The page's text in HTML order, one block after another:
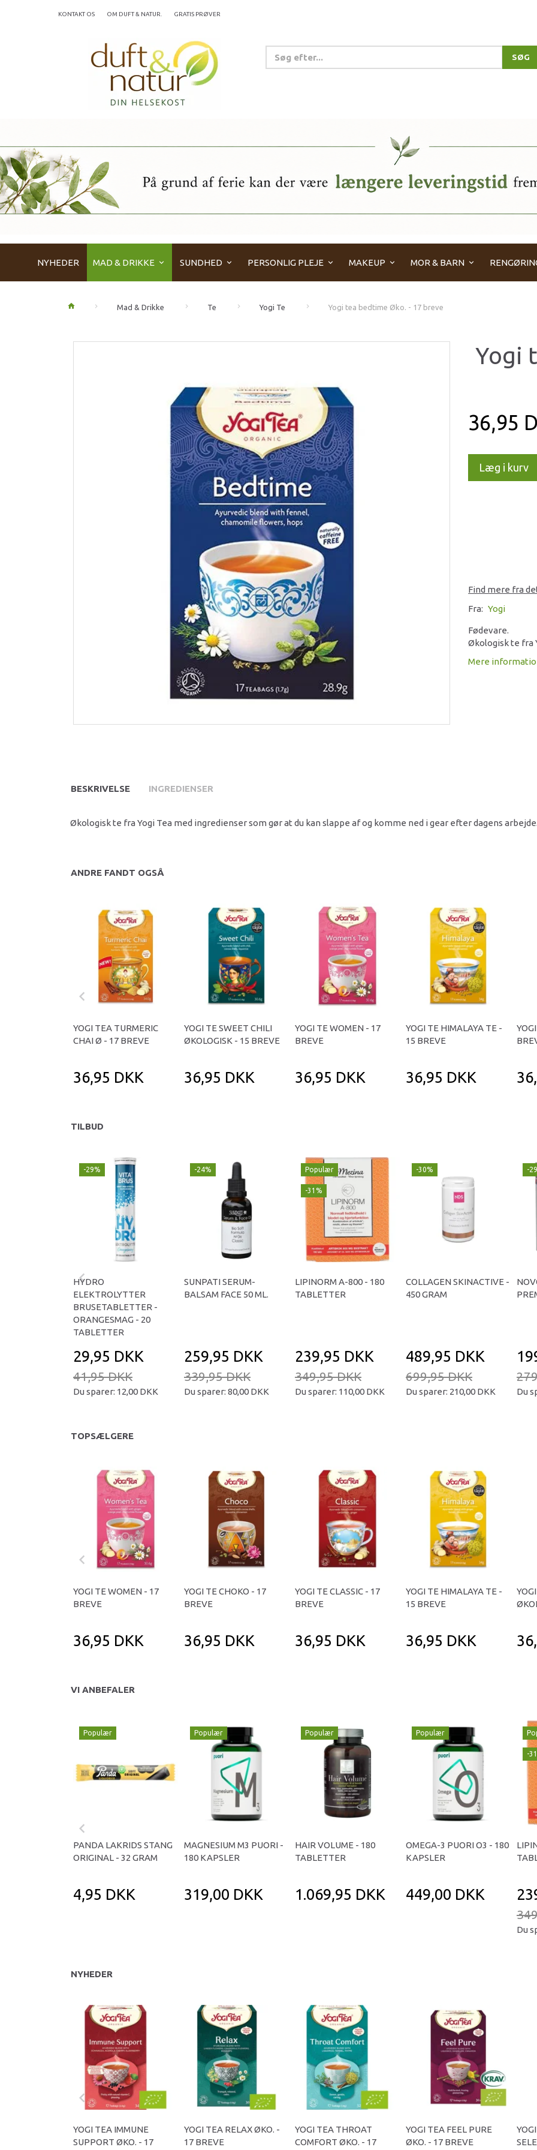
KONTAKT OS OM DUFT & NATUR. GRATIS PRØVER
SØG
NYHEDER MAD & DRIKKE SUNDHED PERSONLIG PLEJE MAKEUP MOR & BARN
Mad & Drikke Te Yogi Te Yogi tea bedtime Øko. - 17 breve
Yogi
36,95
Læg i kurv
Find mere fra
Fra: Yogi
Fødevare.
Økologisk te fra
Mere
BESKRIVELSE INGREDIENSER
Økologisk te fra Yogi Tea med ingredienser som gør at du kan slappe af og komme ned i gear efter dagens arbejde.
ANDRE FANDT OGSÅ
YOGI TEA TURMERIC
CHAI Ø - 17 BREVE
36,95 DKK
YOGI TE SWEET CHILI
ØKOLOGISK - 15 BREVE
36,95 DKK
YOGI TE WOMEN - 17
BREVE
36,95 DKK
YOGI TE HIMALAYA TE -
15 BREVE
36,95 DKK
TILBUD
-29%
HYDRO
ELEKTROLYTTER
BRUSETABLETTER -
ORANGESMAG - 20
TABLETTER
29,95 DKK
41,95 DKK
Du sparer: 12,00 DKK
-24%
SUNPATI SERUM-
BALSAM FACE 50 ML.
259,95 DKK
339,95 DKK
Du sparer: 80,00 DKK
Populær
-31%
LIPINORM A-800 - 180
TABLETTER
239,95 DKK
349,95 DKK
Du sparer: 110,00 DKK
-30%
COLLAGEN SKINACTIVE -
450 GRAM
489,95 DKK
699,95 DKK
Du sparer: 210,00 DKK
-
Du
TOPSÆLGERE
YOGI TE WOMEN - 17
BREVE
36,95 DKK
YOGI TE CHOKO - 17
BREVE
36,95 DKK
YOGI TE CLASSIC - 17
BREVE
36,95 DKK
YOGI TE HIMALAYA TE -
15 BREVE
36,95 DKK
VI ANBEFALER
Populær
PANDA LAKRIDS STANG
ORIGINAL - 32 GRAM
4,95 DKK
Populær
MAGNESIUM M3 PUORI -
180 KAPSLER
319,00 DKK
Populær
HAIR VOLUME - 180
TABLETTER
1.069,95 DKK
Populær
OMEGA-3 PUORI O3 - 180
KAPSLER
449,00 DKK
-
Du
NYHEDER
YOGI TEA IMMUNE
SUPPORT ØKO. - 17
YOGI TEA RELAX ØKO. -
17 BREVE
YOGI TEA THROAT
COMFORT ØKO. - 17
YOGI TEA FEEL PURE
ØKO. - 17 BREVE